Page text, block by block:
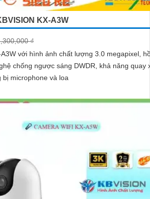
KX-A3W
₫
với hình ảnh chất lượng 3.0 megapixel,
chống ngược sáng DWDR, khả năng quay
microphone và loa